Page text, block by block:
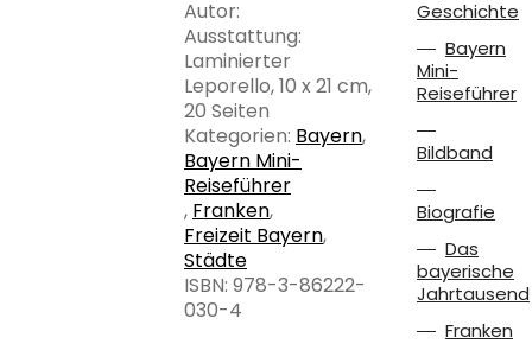
Autor:
Ausstattung:
Laminierter
Leporello, 10 x 21 cm,
20 Seiten
Kategorien: Bayern,
Bayern Mini-
Reiseführer
, Franken,
Freizeit Bayern,
Städte
ISBN: 978-3-86222-
030-4
Geschichte
Bayern
Mini-
Reiseführer
Bildband
Biografie
Das
bayerische
Jahrtausend
Franken